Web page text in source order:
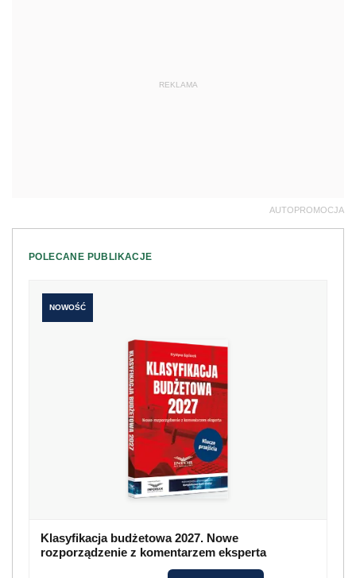
REKLAMA
AUTOPROMOCJA
POLECANE PUBLIKACJE
NOWOŚĆ
Klasyfikacja budżetowa 2027. Nowe
rozporządzenie z komentarzem eksperta